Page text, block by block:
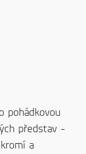
pohádkovou
představ -
a